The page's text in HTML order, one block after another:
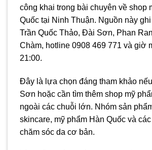
công khai trong bài chuyên về shop
Quốc tại Ninh Thuận. Nguồn này
Trần Quốc Thảo, Đài Sơn, Phan
Chàm, hotline 0908 469 771 và giờ
21:00.
Đây là lựa chọn đáng tham khảo
Sơn hoặc cần tìm thêm shop mỹ
ngoài các chuỗi lớn. Nhóm sản
skincare, mỹ phẩm Hàn Quốc và
chăm sóc da cơ bản.